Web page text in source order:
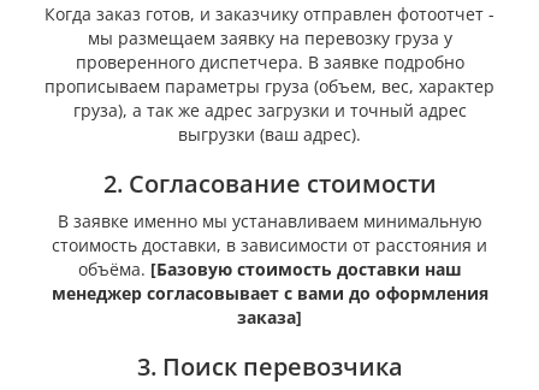
Когда заказ готов, и заказчику отправлен фотоотчет -
мы размещаем заявку на перевозку груза у
проверенного диспетчера. В заявке подробно
прописываем параметры груза (объем, вес, характер
груза), а так же адрес загрузки и точный адрес
выгрузки (ваш адрес).
2. Согласование стоимости
В заявке именно мы устанавливаем минимальную
стоимость доставки, в зависимости от расстояния и
объёма. [Базовую стоимость доставки наш
менеджер согласовывает с вами до оформления
заказа]
3. Поиск перевозчика